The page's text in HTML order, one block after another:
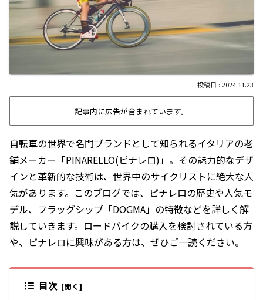
2024.11.23
記事内に広告が含まれています。
自転車の世界で名門ブランドとして知られるイタリアの老
舗メーカー「PINARELLO(ピナレロ)」。その魅力的なデザ
インと革新的な技術は、世界中のサイクリストに絶大な人
気があります。このブログでは、ピナレロの歴史や人気モ
デル、フラッグシップ「DOGMA」の特徴などを詳しく解
説していきます。ロードバイクの購入を検討されている方
や、ピナレロに興味がある方は、ぜひご一読ください。
目次